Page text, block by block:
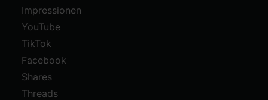
Impressionen
YouTube
TikTok
Facebook
Shares
Threads